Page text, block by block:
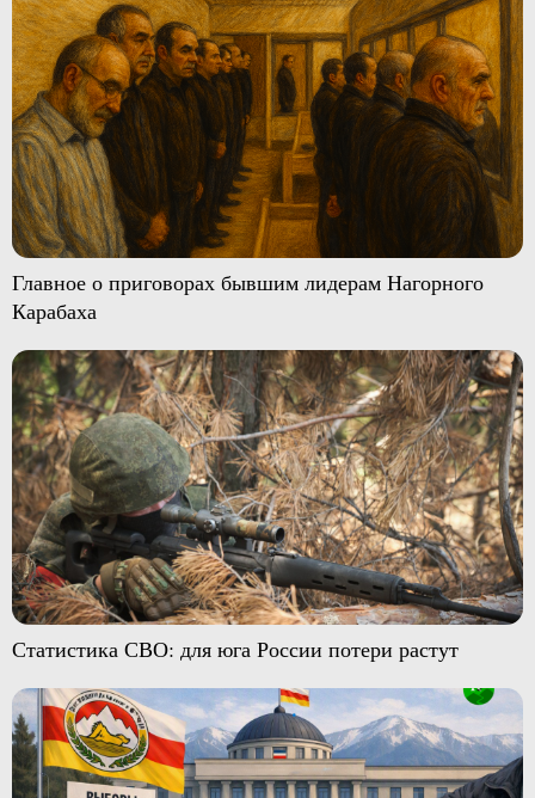
Главное о приговорах бывшим лидерам Нагорного
Карабаха
Статистика СВО: для юга России потери растут